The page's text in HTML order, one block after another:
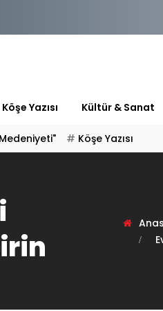
Köşe Yazısı Kültür & Sanat
Köşe Yazısı